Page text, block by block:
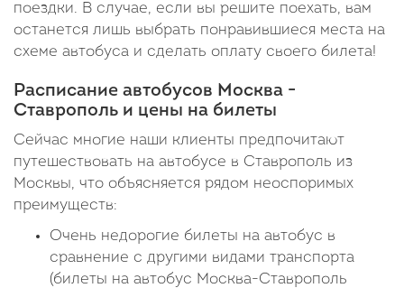
поездки. В случае, если вы решите поехать, вам
останется лишь выбрать понравившиеся места на
схеме автобуса и сделать оплату своего билета!
Расписание автобусов Москва -
Ставрополь и цены на билеты
Сейчас многие наши клиенты предпочитают
путешествовать на автобусе в Ставрополь из
Москвы, что объясняется рядом неоспоримых
преимуществ:
Очень недорогие билеты на автобус в
сравнение с другими видами транспорта
(билеты на автобус Москва-Ставрополь